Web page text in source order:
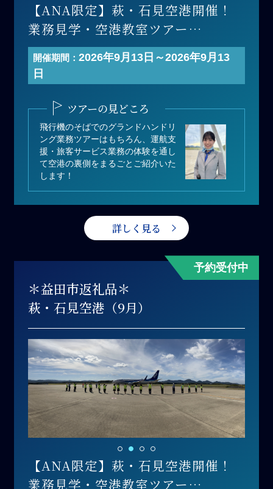
【ANA限定】萩・石見空港開催！
業務見学・空港教室ツアー
開催日 ：2026年9月13日(日)
寄付金額：110,000円（1組あたり）
募集人数：1組（1組 最大3名まで）
＊1組あたりの人数は3名以下でも寄
付可能
開催期間： 2026年9月13日～2026年9月13
日
ツアーの見どころ
飛行機のそばでのグランドハンドリ
ング業務ツアーはもちろん、運航支
援・旅客サービス業務の体験を通し
て空港の裏側をまるごとご紹介いた
します！
詳しく見る
予約受付中
＊益田市返礼品＊
萩・石見空港（9月）
【ANA限定】萩・石見空港開催！
業務見学・空港教室ツアー